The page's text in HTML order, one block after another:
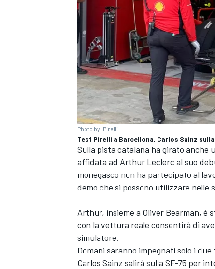
ENDURANCE/GT
Photo by: Pirelli
Test Pirelli a Barcellona, Carlos Sainz
Sulla pista catalana ha girato anche
affidata ad Arthur Leclerc al suo
monegasco non ha partecipato al
demo che si possono utilizzare nelle
Arthur, insieme a Oliver Bearman,
con la vettura reale consentirà di
simulatore.
Domani saranno impegnati solo i
Carlos Sainz salirà sulla SF-75 per